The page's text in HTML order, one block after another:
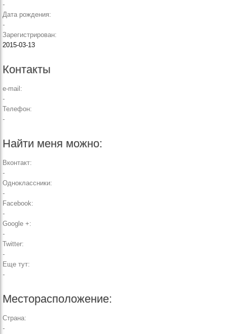
-
Дата рождения:
-
Зарегистрирован:
2015-03-13
Контакты
e-mail:
-
Телефон:
-
Найти меня можно:
Вконтакт:
-
Одноклассники:
-
Facebook:
-
Google +:
-
Twitter:
-
Еще тут:
-
Месторасположение:
Страна:
-